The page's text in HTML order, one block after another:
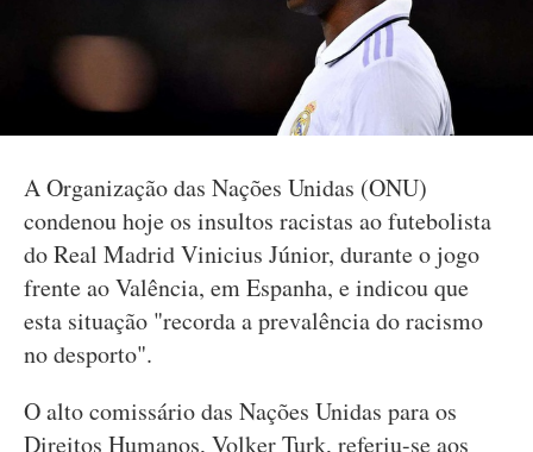
A Organização das Nações Unidas (ONU)
condenou hoje os insultos racistas ao futebolista
do Real Madrid Vinicius Júnior, durante o jogo
frente ao Valência, em Espanha, e indicou que
esta situação "recorda a prevalência do racismo
no desporto".
O alto comissário das Nações Unidas para os
Direitos Humanos, Volker Turk, referiu-se aos